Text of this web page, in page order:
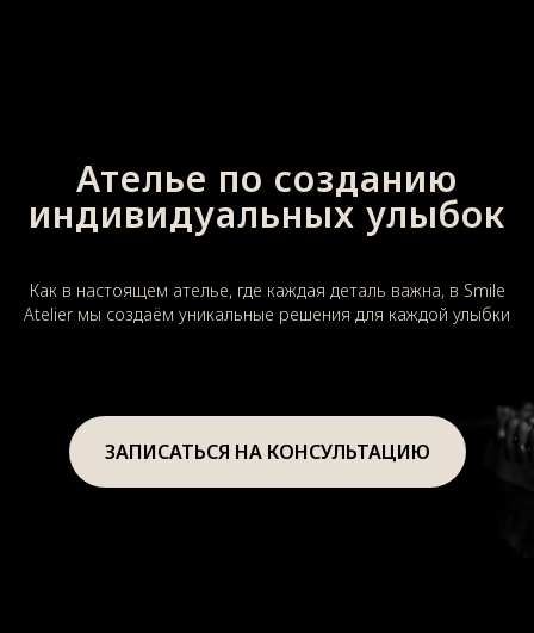
Ателье по созданию
индивидуальных улыбок
Как в настоящем ателье, где каждая деталь важна, в Smile
Atelier мы создаём уникальные решения для каждой улыбки
ЗАПИСАТЬСЯ НА КОНСУЛЬТАЦИЮ